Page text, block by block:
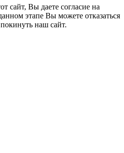
сайт, Вы даете согласие на
этапе Вы можете отказаться
наш сайт.